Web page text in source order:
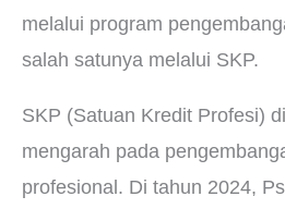
melalui program
salah satunya melalui SKP.
SKP (Satuan Kredit Profesi)
mengarah pada
profesional. Di tahun 2024,